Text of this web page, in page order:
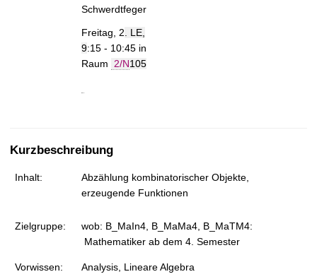
Schwerdtfeger
Freitag, 2 . LE,
9:15 - 10:45 in
Raum
2/N105
Kurzbeschreibung
Inhalt:
Abzählung kombinatorischer Objekte,
erzeugende Funktionen
Zielgruppe:
wob: B_MaIn4, B_MaMa4, B_MaTM4:
Mathematiker ab dem 4. Semester
Vorwissen: Analysis, Lineare Algebra